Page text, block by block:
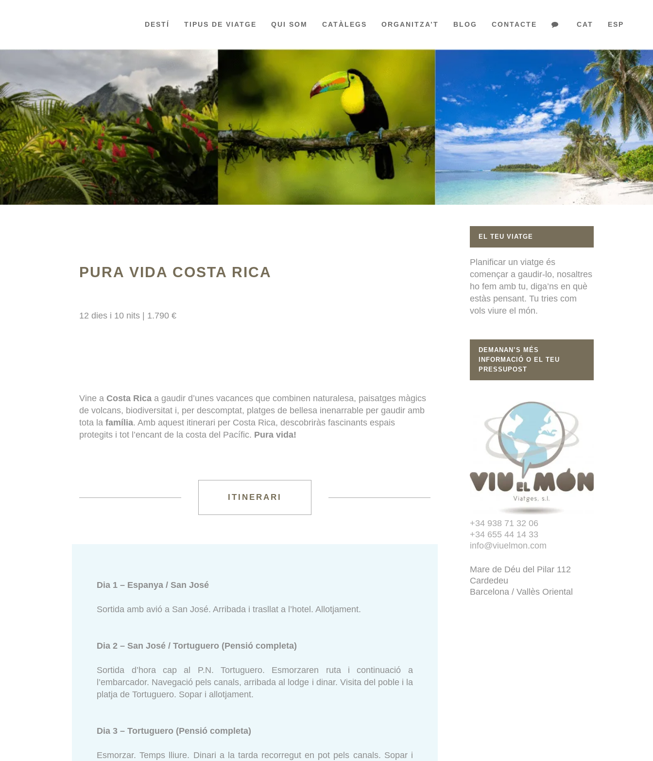
DESTÍ TIPUS DE VIATGE QUI SOM CATÀLEGS ORGANITZA’T BLOG CONTACTE CAT ESP
PURA VIDA COSTA RICA
12 dies i 10 nits | 1.790 €
Vine a Costa Rica a gaudir d’unes vacances que combinen naturalesa, paisatges màgics
de volcans, biodiversitat i, per descomptat, platges de bellesa inenarrable per gaudir amb
tota la família. Amb aquest itinerari per Costa Rica, descobriràs fascinants espais
protegits i tot l’encant de la costa del Pacífic. Pura vida!
ITINERARI
Dia 1 – Espanya / San José
Sortida amb avió a San José. Arribada i trasllat a l’hotel. Allotjament.
Dia 2 – San José / Tortuguero (Pensió completa)
Sortida d’hora cap al P.N. Tortuguero. Esmorzaren ruta i continuació a
l’embarcador. Navegació pels canals, arribada al lodge i dinar. Visita del poble i la
platja de Tortuguero. Sopar i allotjament.
Dia 3 – Tortuguero (Pensió completa)
Esmorzar. Temps lliure. Dinari a la tarda recorregut en pot pels canals. Sopar i
EL TEU VIATGE
Planificar un viatge és
començar a gaudir-lo, nosaltres
ho fem amb tu, diga’ns en què
estàs pensant. Tu tries com
vols viure el món.
DEMANAN’S MÉS
INFORMACIÓ O EL TEU
PRESSUPOST
+34 938 71 32 06
+34 655 44 14 33
info@viuelmon.com
Mare de Déu del Pilar 112
Cardedeu
Barcelona / Vallès Oriental